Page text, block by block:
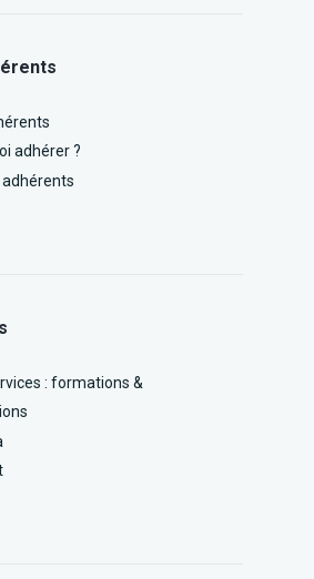
adhérer ?
adhérents
: formations &